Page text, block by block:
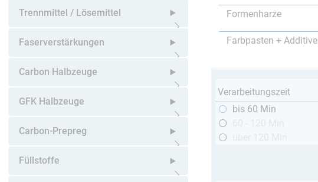
Untermenü öffnen
Trennmittel / Lösemittel
Untermenü öffnen
Faserverstärkungen
Untermenü öffnen
Carbon Halbzeuge
Untermenü öffnen
GFK Halbzeuge
Untermenü öffnen
Carbon-Prepreg
Untermenü öffnen
Füllstoffe
Formenharze
Farbpasten + Additive
Verarbeitungszeit
bis 60 Min